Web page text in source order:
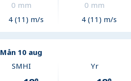
0 mm
4 (11) m/s
0 mm
4 (11) m/s
Mån 10 aug
SMHI Yr